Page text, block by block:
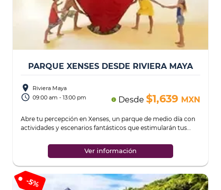
PARQUE XENSES DESDE RIVIERA MAYA
place Riviera Maya
access_time 09:00 am - 13:00 pm info Desde $1,639 MXN
Abre tu percepción en Xenses, un parque de medio día con
actividades y escenarios fantásticos que estimularán tus
Ver información
-
5%